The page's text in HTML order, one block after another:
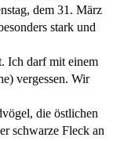
dem 31. März
stark und
Ich darf mit einem
vergessen. Wir
die östlichen
schwarze Fleck an